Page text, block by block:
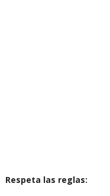
Respeta las reglas: